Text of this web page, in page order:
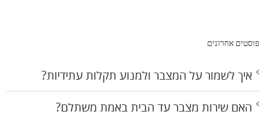
פוסטים אחרונים
איך לשמור על המצבר ולמנוע תקלות עתידיות?
האם שירות מצבר עד הבית באמת משתלם?